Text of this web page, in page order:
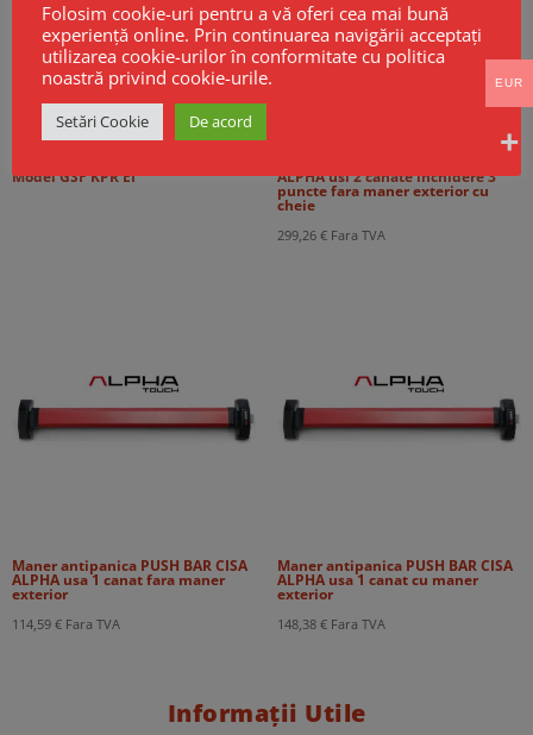
Model GSF KPR EI ALPHA usi 2 canate inchidere 3
puncte fara maner exterior cu
cheie
299,26 € Fara TVA
Maner antipanica PUSH BAR CISA
ALPHA usa 1 canat fara maner
exterior
114,59 € Fara TVA
Maner antipanica PUSH BAR CISA
ALPHA usa 1 canat cu maner
exterior
148,38 € Fara TVA
Informații Utile
Folosim cookie-uri pentru a vă oferi cea mai bună
experiență online. Prin continuarea navigării acceptați
utilizarea cookie-urilor în conformitate cu politica
noastră privind cookie-urile.
Setări Cookie De acord
EUR